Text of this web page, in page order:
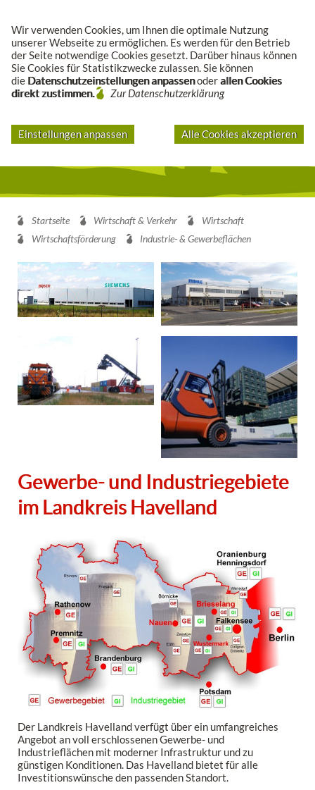
Wir verwenden Cookies, um Ihnen die optimale Nutzung
unserer Webseite zu ermöglichen. Es werden für den Betrieb
der Seite notwendige Cookies gesetzt. Darüber hinaus können
Sie Cookies für Statistikzwecke zulassen. Sie können
die Datenschutzeinstellungen anpassenoderallen Cookies
direkt zustimmen.
Zur Datenschutzerklärung
Einstellungen anpassen Alle Cookies akzeptieren
Startseite Wirtschaft & Verkehr
Wirtschaft
Wirtschaftsförderung
Industrie- & Gewerbeflächen
Gewerbe- und Industriegebiete
im Landkreis Havelland
Der Landkreis Havelland verfügt über ein umfangreiches
Angebot an voll erschlossenen Gewerbe- und
Industrieflächen mit moderner Infrastruktur und zu
günstigen Konditionen. Das Havelland bietet für alle
Investitionswünsche den passenden Standort.